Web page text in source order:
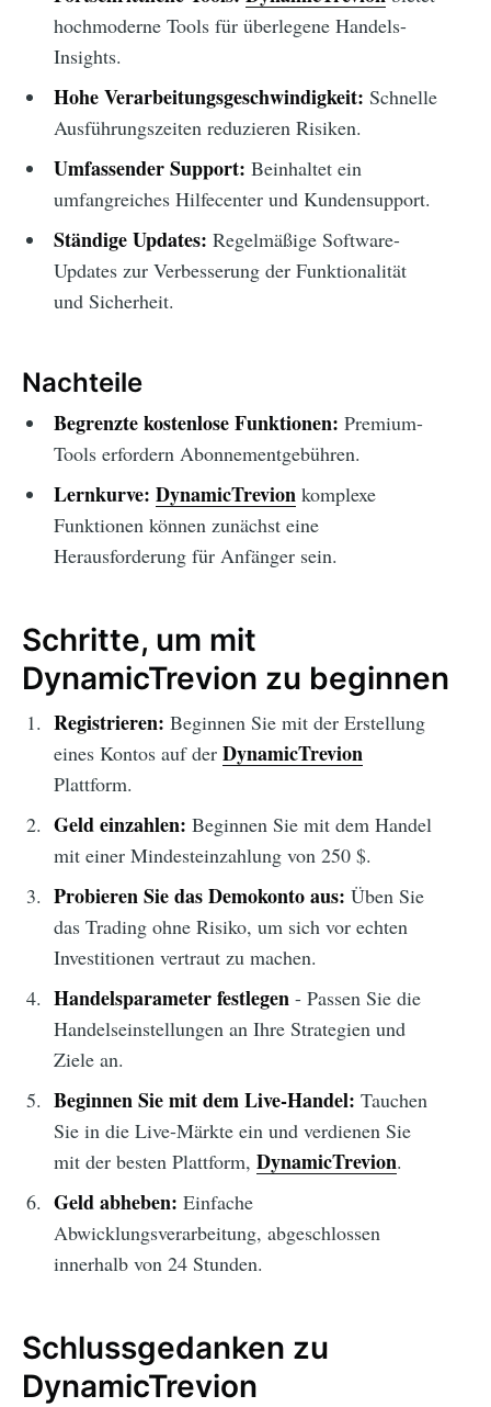
hochmoderne Tools für überlegene Handels-
Insights.
Hohe Verarbeitungsgeschwindigkeit: Schnelle
Ausführungszeiten reduzieren Risiken.
Umfassender Support: Beinhaltet ein
umfangreiches Hilfecenter und Kundensupport.
Ständige Updates: Regelmäßige Software-
Updates zur Verbesserung der Funktionalität
und Sicherheit.
Nachteile
Begrenzte kostenlose Funktionen: Premium-
Tools erfordern Abonnementgebühren.
Lernkurve: DynamicTrevion komplexe
Funktionen können zunächst eine
Herausforderung für Anfänger sein.
Schritte, um mit
DynamicTrevion zu beginnen
Registrieren: Beginnen Sie mit der Erstellung
eines Kontos auf der DynamicTrevion
Plattform.
Geld einzahlen: Beginnen Sie mit dem Handel
mit einer Mindesteinzahlung von 250 $.
Probieren Sie das Demokonto aus: Üben Sie
das Trading ohne Risiko, um sich vor echten
Investitionen vertraut zu machen.
Handelsparameter festlegen- Passen Sie die
Handelseinstellungen an Ihre Strategien und
Ziele an.
Beginnen Sie mit dem Live-Handel: Tauchen
Sie in die Live-Märkte ein und verdienen Sie
mit der besten Plattform, DynamicTrevion.
Geld abheben: Einfache
Abwicklungsverarbeitung, abgeschlossen
innerhalb von 24 Stunden.
Schlussgedanken zu
DynamicTrevion